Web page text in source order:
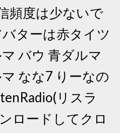
頻度は少ないで
バターは赤タイツ
バウ 青ダルマ
なな7 りーなの
リスラ
ロードしてクロ